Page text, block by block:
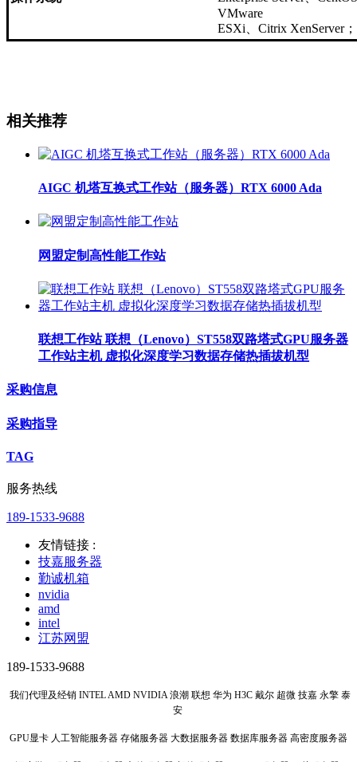
VMware
ESXi、Citrix XenServer；
相关推荐
AIGC 机塔互换式工作站（服务器）RTX 6000 Ada
网盟定制高性能工作站
联想工作站 联想（Lenovo）ST558双路塔式GPU服务器
工作站主机 虚拟化深度学习数据存储热插拔机型
采购信息
采购指导
TAG
服务热线
189-1533-9688
友情链接 :
技嘉服务器
勤诚机箱
nvidia
amd
intel
江苏网盟
189-1533-9688
我们代理及经销 INTEL AMD NVIDIA 浪潮 联想 华为 H3C 戴尔 超微 技嘉 永擎 泰
安
GPU显卡 人工智能服务器 存储服务器 大数据服务器 数据库服务器 高密度服务器